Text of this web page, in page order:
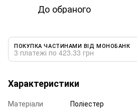
До обраного
ПОКУПКА ЧАСТИНАМИ ВІД МОНОБАНК
3 платежі по 423.33 грн
Характеристики
Матеріали
Поліестер